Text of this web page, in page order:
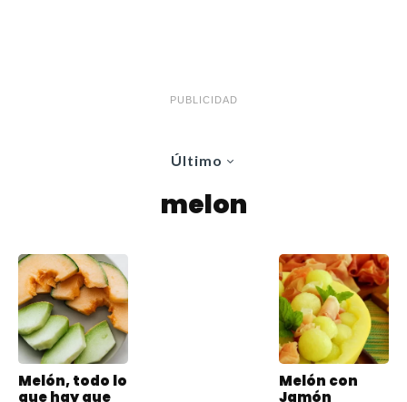
PUBLICIDAD
Último
melon
Melón, todo lo
que hay que
Melón con
Jamón